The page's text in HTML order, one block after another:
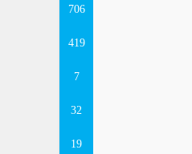
706
419
7
32
19